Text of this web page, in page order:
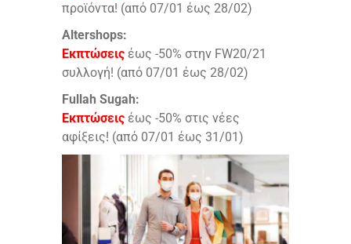
προϊόντα! (από 07/01 έως 28/02)
Altershops:
Εκπτώσεις έως -50% στην FW20/21
συλλογή! (από 07/01 έως 28/02)
Fullah Sugah:
Εκπτώσεις έως -50% στις νέες
αφίξεις! (από 07/01 έως 31/01)